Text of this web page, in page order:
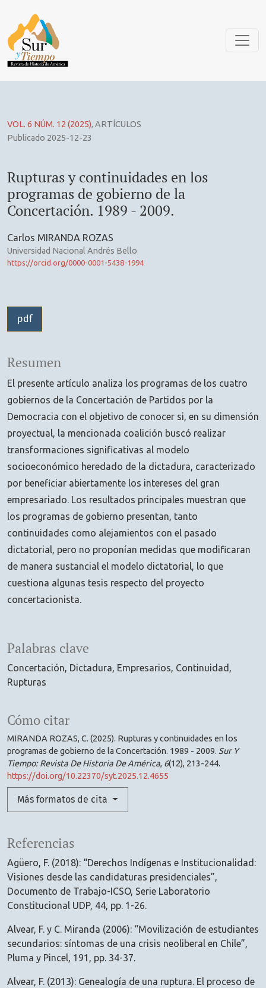
VOL. 6 NÚM. 12 (2025), ARTÍCULOS
Rupturas y continuidades en los
programas de gobierno de la
Concertación. 1989 - 2009.
Publicado 2025-12-23
Carlos MIRANDA ROZAS
Universidad Nacional Andrés Bello
https://orcid.org/0000-0001-5438-1994
pdf
Palabras clave
Concertación Dictadura Empresarios Continuidad
Rupturas
Cómo citar
MIRANDA ROZAS, C. (2025). Rupturas y continuidades en los
programas de gobierno de la Concertación. 1989 - 2009. Sur Y
Tiempo: Revista De Historia De América, 6(12), 213-244.
https://doi.org/10.22370/syt.2025.12.4655
Más formatos de cita
Resumen
El presente artículo analiza los programas de los cuatro
gobiernos de la Concertación de Partidos por la
Democracia con el objetivo de conocer si, en su dimensión
proyectual, la mencionada coalición buscó realizar
transformaciones significativas al modelo
socioeconómico heredado de la dictadura, caracterizado
por beneficiar abiertamente los intereses del gran
empresariado. Los resultados principales muestran que
los programas de gobierno presentan, tanto
continuidades como alejamientos con el pasado
dictatorial, pero no proponían medidas que modificaran
de manera sustancial el modelo dictatorial, lo que
cuestiona algunas tesis respecto del proyecto
concertacionista.
Referencias
Agüero, F. (2018): “Derechos Indígenas e Institucionalidad:
Visiones desde las candidaturas presidenciales”,
Documento de Trabajo-ICSO, Serie Laboratorio
Constitucional UDP, 44, pp. 1-26.
Alvear, F. y C. Miranda (2006): “Movilización de estudiantes
secundarios: síntomas de una crisis neoliberal en Chile”,
Pluma y Pincel, 191, pp. 34-37.
Alvear, F. (2013): Genealogía de una ruptura. El proceso de